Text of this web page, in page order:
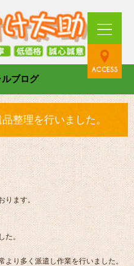
ブログ
整理を行いました。
ます。
た。
り多く派遣し作業を行いました。